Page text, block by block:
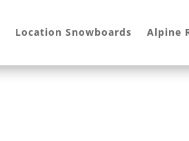
Location Snowboards Alpine